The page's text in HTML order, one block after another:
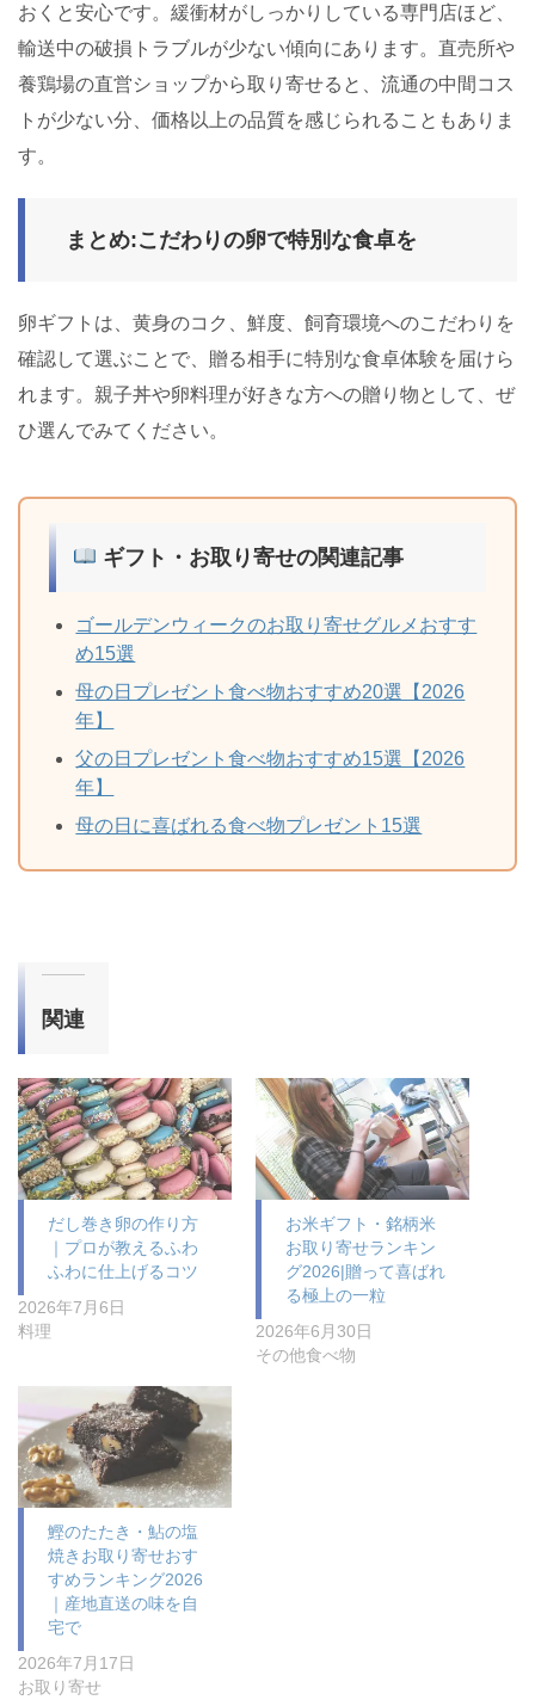
おくと安心です。緩衝材がしっかりしている専門店ほど、
輸送中の破損トラブルが少ない傾向にあります。直売所や
養鶏場の直営ショップから取り寄せると、流通の中間コス
トが少ない分、価格以上の品質を感じられることもありま
す。
まとめ:こだわりの卵で特別な食卓を
卵ギフトは、黄身のコク、鮮度、飼育環境へのこだわりを
確認して選ぶことで、贈る相手に特別な食卓体験を届けら
れます。親子丼や卵料理が好きな方への贈り物として、ぜ
ひ選んでみてください。
ギフト・お取り寄せの関連記事
ゴールデンウィークのお取り寄せグルメおすす
め15選
母の日プレゼント食べ物おすすめ20選【2026
年】
父の日プレゼント食べ物おすすめ15選【2026
年】
母の日に喜ばれる食べ物プレゼント15選
関連
だし巻き卵の作り方
｜プロが教えるふわ
ふわに仕上げるコツ
2026年7月6日
料理
お米ギフト・銘柄米
お取り寄せランキン
グ2026|贈って喜ばれ
る極上の一粒
2026年6月30日
その他食べ物
鰹のたたき・鮎の塩
焼きお取り寄せおす
すめランキング2026
｜産地直送の味を自
宅で
2026年7月17日
お取り寄せ